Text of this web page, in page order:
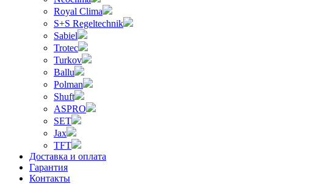
Royal Clima
S+S Regeltechnik
Sabiel
Trotec
Turkov
Ballu
Polman
Shuft
ASPRO
SET
Jax
TFT
Доставка и оплата
Гарантия
Контакты